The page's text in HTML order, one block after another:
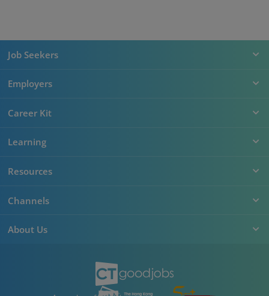
Job Seekers
Employers
Career Kit
Learning
Resources
Channels
About Us